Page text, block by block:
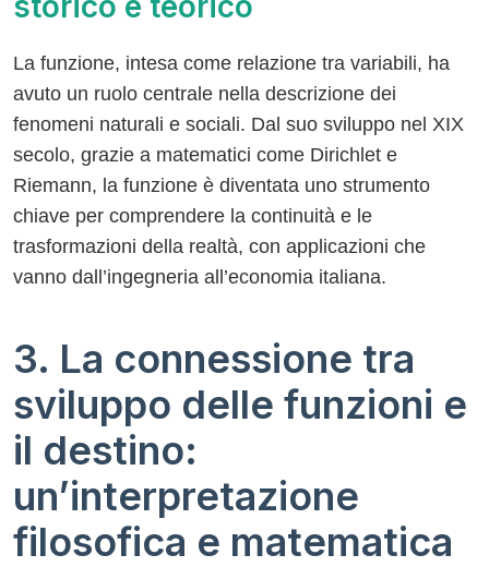
La funzione, intesa come relazione tra variabili, ha
avuto un ruolo centrale nella descrizione dei
fenomeni naturali e sociali. Dal suo sviluppo nel XIX
secolo, grazie a matematici come Dirichlet e
Riemann, la funzione è diventata uno strumento
chiave per comprendere la continuità e le
trasformazioni della realtà, con applicazioni che
vanno dall’ingegneria all’economia italiana.
3. La connessione tra
sviluppo delle funzioni e
il destino:
un’interpretazione
filosofica e matematica